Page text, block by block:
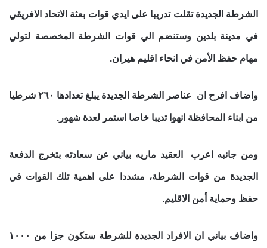
الشرطة الجديدة تقلت تدريبا على ايدي قوات بعثة الاتحاد الافريقي
في مدينة بلدين وستنضم الي قوات الشرطة المخصصة لتولي
مهام حفظ الأمن في انحاء اقليم هيران.
واضاف افرح ان عناصر الشرطة الجديدة يبلغ تعدادها ٢٦٠ شرطيا
من ابناء المحافظة انهوا تديبا خاصا استمر لعدة شهور.
ومن جانبه اعرب العقيد ماريه بياني عن سعادته بتخرج الدفعة
الجديدة من قوات الشرطة، مشددا على اهمية تلك القوات في
حفظ وحماية أمن الاقليم.
واضاف بياني ان الافراد الجديدة للشرطة ستكون جزا من ١٠٠٠